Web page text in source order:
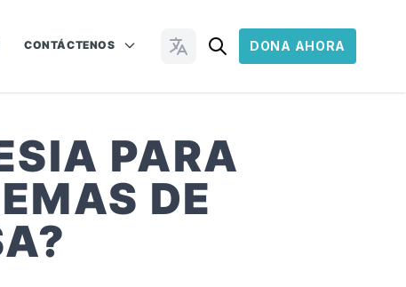
CONTÁCTENOS Cambiar idiomaDONA AHORA
PARA
DE